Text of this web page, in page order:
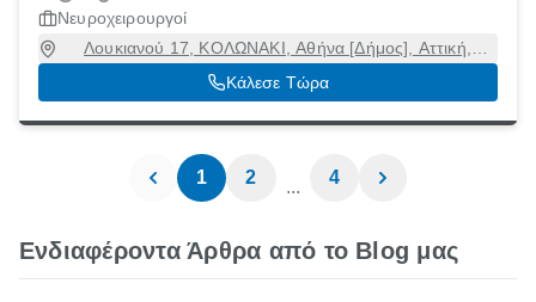
Νευροχειρουργοί
Λουκιανού 17, ΚΟΛΩΝΑΚΙ, Αθήνα [Δήμος], Αττική,
10675
Κάλεσε Τώρα
1 2 ... 4
Ενδιαφέροντα Άρθρα από το Blog μας